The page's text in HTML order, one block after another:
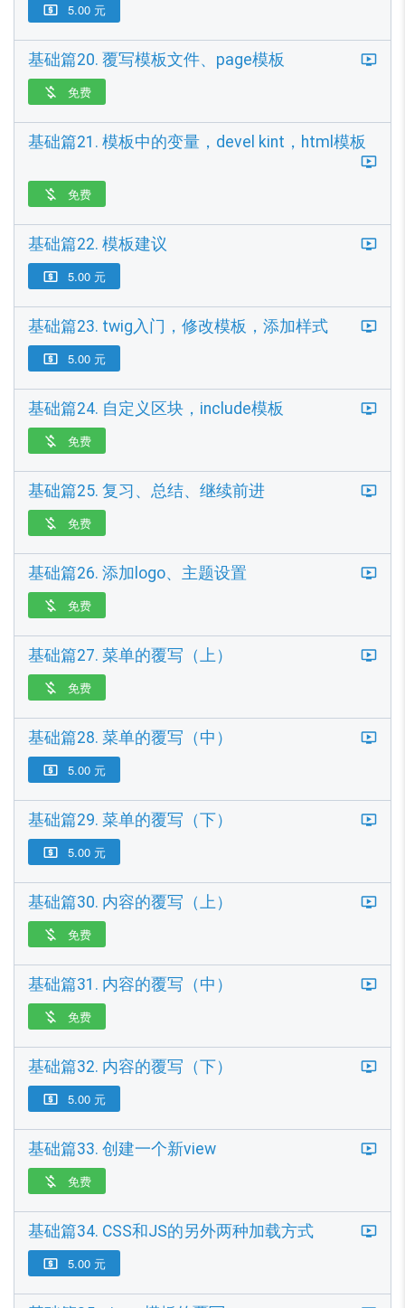
 5.00 元
基础篇20. 覆写模板文件、page模板
 免费
基础篇21. 模板中的变量，devel kint，html模板
 免费
基础篇22. 模板建议
 5.00 元
基础篇23. twig入门，修改模板，添加样式
 5.00 元
基础篇24. 自定义区块，include模板
 免费
基础篇25. 复习、总结、继续前进
 免费
基础篇26. 添加logo、主题设置
 免费
基础篇27. 菜单的覆写（上）
 免费
基础篇28. 菜单的覆写（中）
 5.00 元
基础篇29. 菜单的覆写（下）
 5.00 元
基础篇30. 内容的覆写（上）
 免费
基础篇31. 内容的覆写（中）
 免费
基础篇32. 内容的覆写（下）
 5.00 元
基础篇33. 创建一个新view
 免费
基础篇34. CSS和JS的另外两种加载方式
 5.00 元